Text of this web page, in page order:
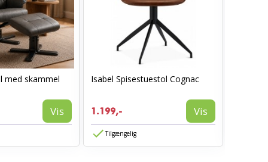
med skammel
Vis
Isabel Spisestuestol Cognac
1.199,- Vis
Tilgængelig